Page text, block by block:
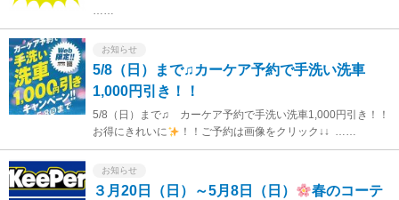
……
お知らせ
5/8（日）まで♫カーケア予約で手洗い洗車
1,000円引き！！
5/8（日）まで♫ カーケア予約で手洗い洗車1,000円引き！！
お得にきれいに
！！ご予約は画像をクリック↓↓ ……
お知らせ
３月20日（日）～5月8日（日）
春のコーテ